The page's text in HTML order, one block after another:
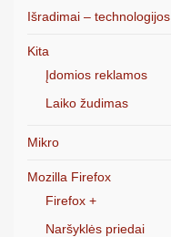
Išradimai – technologijos
Kita
Įdomios reklamos
Laiko žudimas
Mikro
Mozilla Firefox
Firefox +
Naršyklės priedai